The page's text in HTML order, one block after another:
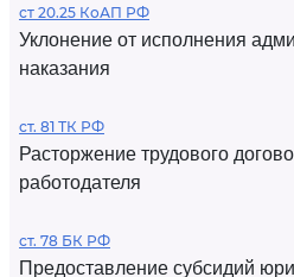
ст 20.25 КоАП РФ
Уклонение от исполнения
наказания
ст. 81 ТК РФ
Расторжение трудового
работодателя
ст. 78 БК РФ
Предоставление субсидий